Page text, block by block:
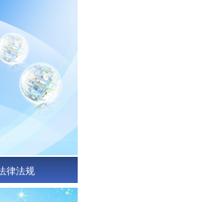
律法规